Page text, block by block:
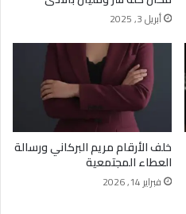
أبريل 3, 2025
خلف الأرقام مريم البركاني ورسالة
العطاء المجتمعية
فبراير 14, 2026